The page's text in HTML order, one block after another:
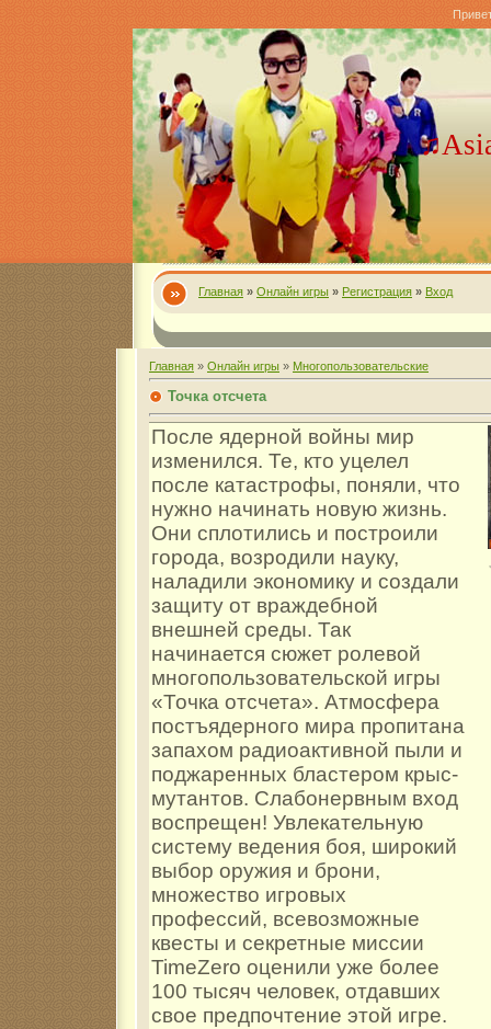
Главная » Онлайн игры » Регистрация » Вход
Главная » Онлайн игры » Многопользовательские
Точка отсчета
После ядерной войны мир
изменился. Те, кто уцелел
после катастрофы, поняли, что
нужно начинать новую жизнь.
Они сплотились и построили
города, возродили науку,
наладили экономику и создали
защиту от враждебной
внешней среды. Так
начинается сюжет ролевой
многопользовательской игры
«Точка отсчета». Атмосфера
постъядерного мира пропитана
запахом радиоактивной пыли и
поджаренных бластером крыс-
мутантов. Слабонервным вход
воспрещен! Увлекательную
систему ведения боя, широкий
выбор оружия и брони,
множество игровых
профессий, всевозможные
квесты и секретные миссии
TimeZero оценили уже более
100 тысяч человек, отдавших
свое предпочтение этой игре.